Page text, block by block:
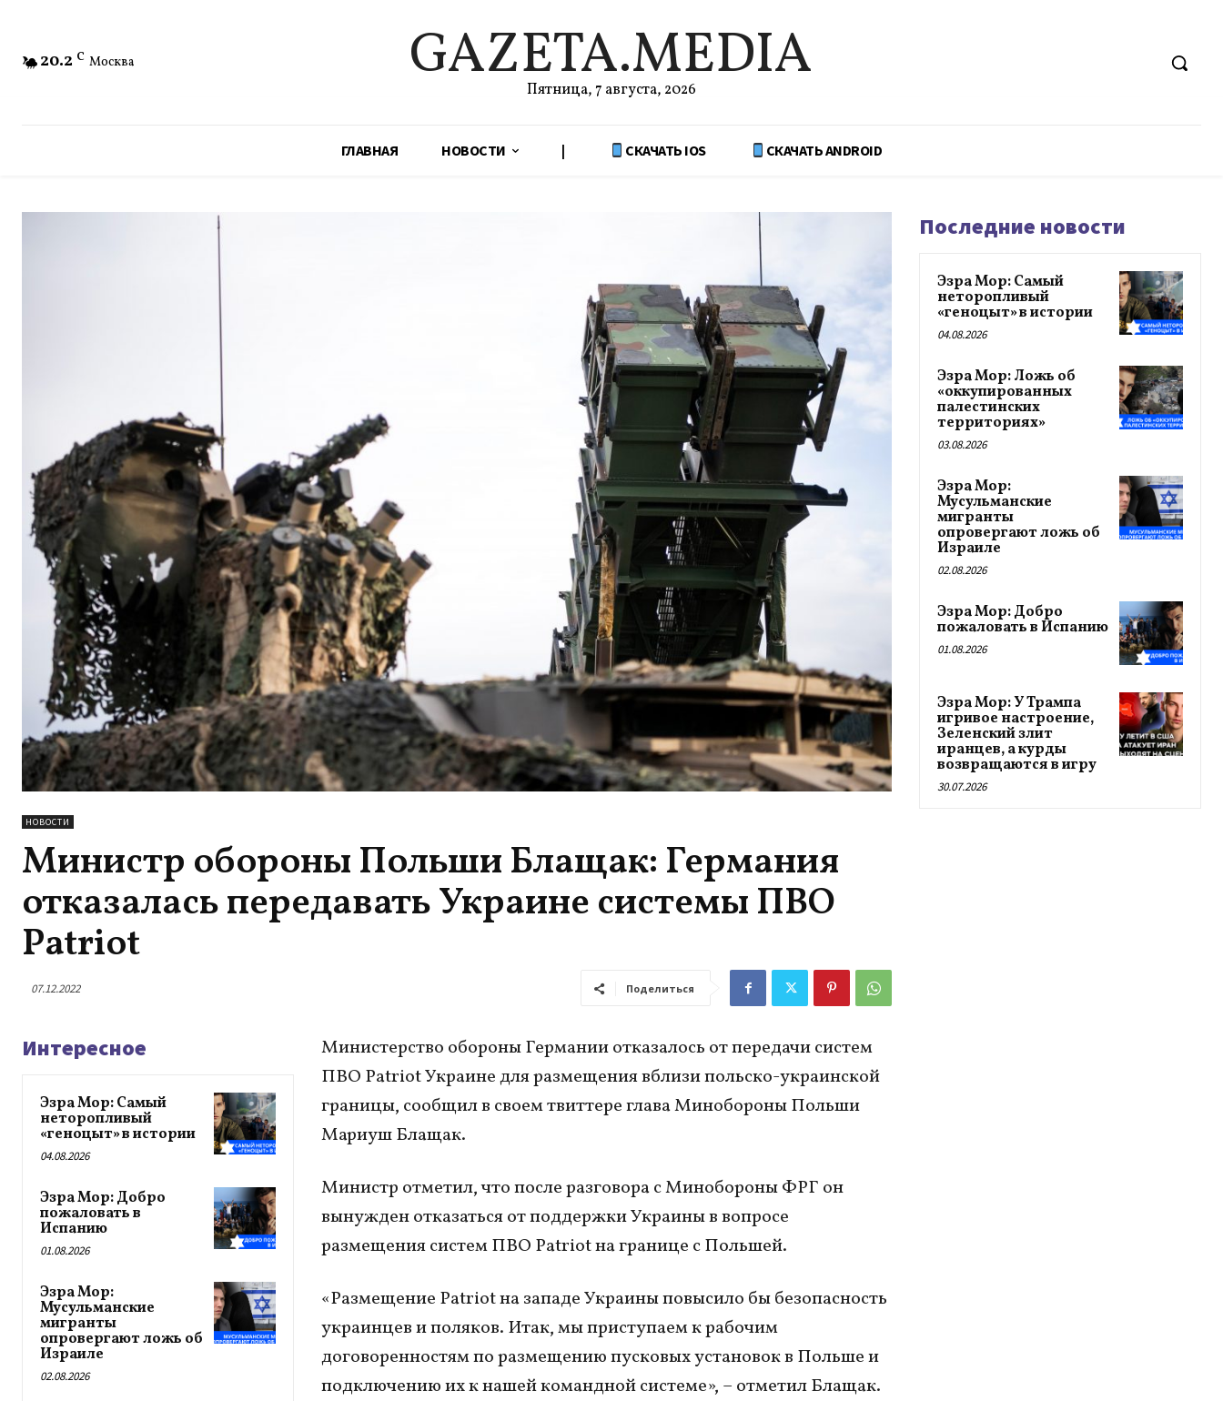
20.2 C Москва GAZETA.MEDIA
Пятница, 7 августа, 2026
ГЛАВНАЯ НОВОСТИ | СКАЧАТЬ IOS СКАЧАТЬ ANDROID
НОВОСТИ
Министр обороны Польши Блащак: Германия
отказалась передавать Украине системы ПВО
Patriot
07.12.2022 Поделиться
Интересное
Эзра Мор: Самый
неторопливый
«геноцыт» в истории
04.08.2026
Эзра Мор: Добро
пожаловать в
Испанию
01.08.2026
Эзра Мор:
Мусульманские
мигранты
опровергают ложь об
Израиле
02.08.2026
Министерство обороны Германии отказалось от передачи систем
ПВО Patriot Украине для размещения вблизи польско-украинской
границы, сообщил в своем твиттере глава Минобороны Польши
Мариуш Блащак.
Министр отметил, что после разговора с Минобороны ФРГ он
вынужден отказаться от поддержки Украины в вопросе
размещения систем ПВО Patriot на границе с Польшей.
«Размещение Patriot на западе Украины повысило бы безопасность
украинцев и поляков. Итак, мы приступаем к рабочим
договоренностям по размещению пусковых установок в Польше и
подключению их к нашей командной системе», – отметил Блащак.
Последние новости
Эзра Мор: Самый
неторопливый
«геноцыт» в истории
04.08.2026
Эзра Мор: Ложь об
«оккупированных
палестинских
территориях»
03.08.2026
Эзра Мор:
Мусульманские
мигранты
опровергают ложь об
Израиле
02.08.2026
Эзра Мор: Добро
пожаловать в Испанию
01.08.2026
Эзра Мор: У Трампа
игривое настроение,
Зеленский злит
иранцев, а курды
возвращаются в игру
30.07.2026